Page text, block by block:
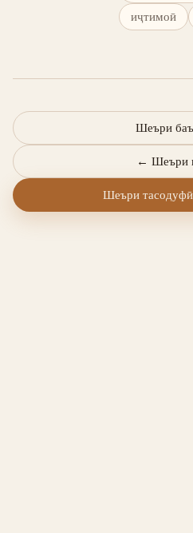
иҷтимоӣ
← Шеъри
Шеъри
Шеъри